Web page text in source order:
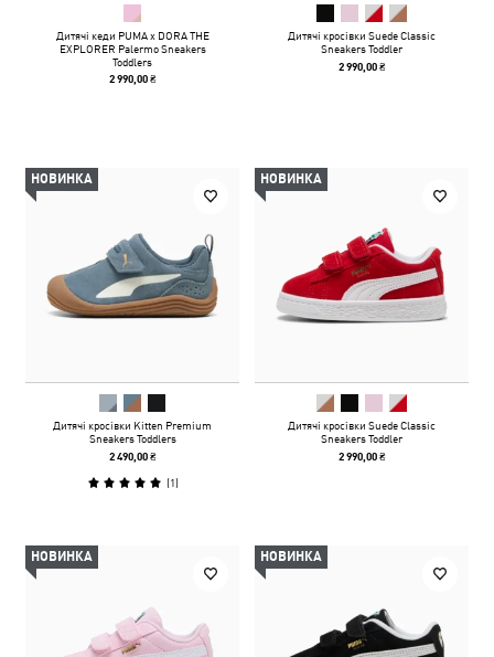
Дитячі кеди PUMA x DORA THE
EXPLORER Palermo Sneakers
Toddlers
2 990,00 ₴
Дитячі кросівки Suede Classic
Sneakers Toddler
2 990,00 ₴
НОВИНКА
Дитячі кросівки Kitten Premium
Sneakers Toddlers
2 490,00 ₴
(1)
НОВИНКА
Дитячі кросівки Suede Classic
Sneakers Toddler
2 990,00 ₴
НОВИНКА НОВИНКА